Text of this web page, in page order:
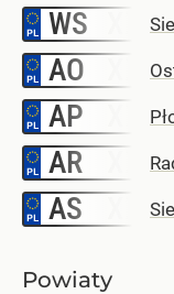
WS
AO
AP
AR
AS
Powiaty